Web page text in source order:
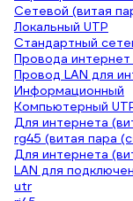
Сетевой (витая
Локальный UTP
Стандартный
Провода интернет
Провод LAN для
Информационный
Компьютерный
Для интернета
rg45 (витая пара
Для интернета
LAN для
utr